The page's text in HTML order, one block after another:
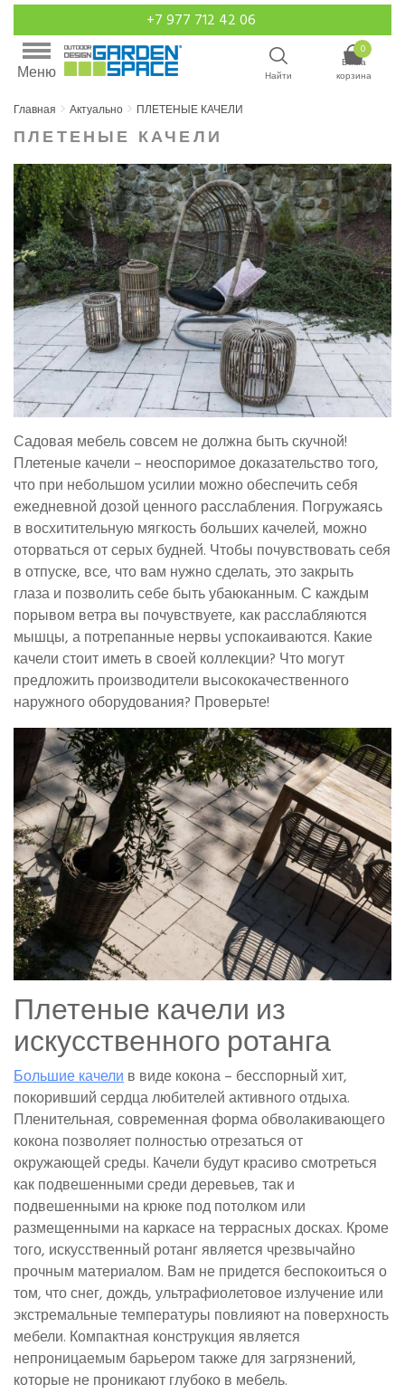
+7 977 712 42 06
Меню Найти
0
Ваша
корзина
Главная Актуально ПЛЕТЕНЫЕ КАЧЕЛИ
ПЛЕТЕНЫЕ КАЧЕЛИ
Садовая мебель совсем не должна быть скучной!
Плетеные качели – неоспоримое доказательство того,
что при небольшом усилии можно обеспечить себя
ежедневной дозой ценного расслабления. Погружаясь
в восхитительную мягкость больших качелей, можно
оторваться от серых будней. Чтобы почувствовать себя
в отпуске, все, что вам нужно сделать, это закрыть
глаза и позволить себе быть убаюканным. С каждым
порывом ветра вы почувствуете, как расслабляются
мышцы, а потрепанные нервы успокаиваются. Какие
качели стоит иметь в своей коллекции? Что могут
предложить производители высококачественного
наружного оборудования? Проверьте!
Плетеные качели из
искусственного ротанга
Большие качелив виде кокона – бесспорный хит,
покоривший сердца любителей активного отдыха.
Пленительная, современная форма обволакивающего
кокона позволяет полностью отрезаться от
окружающей среды. Качели будут красиво смотреться
как подвешенными среди деревьев, так и
подвешенными на крюке под потолком или
размещенными на каркасе на террасных досках. Кроме
того, искусственный ротанг является чрезвычайно
прочным материалом. Вам не придется беспокоиться о
том, что снег, дождь, ультрафиолетовое излучение или
экстремальные температуры повлияют на поверхность
мебели. Компактная конструкция является
непроницаемым барьером также для загрязнений,
которые не проникают глубоко в мебель.